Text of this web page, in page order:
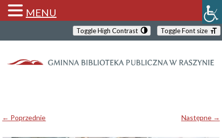
Toggle High Contrast Toggle Font size
← Poprzednie Następne →
MENU